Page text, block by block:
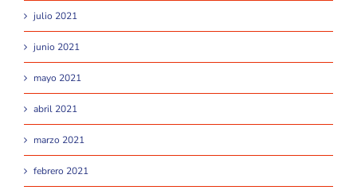
julio 2021
junio 2021
mayo 2021
abril 2021
marzo 2021
febrero 2021